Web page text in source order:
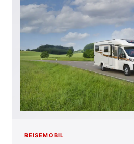
REISEMOBIL